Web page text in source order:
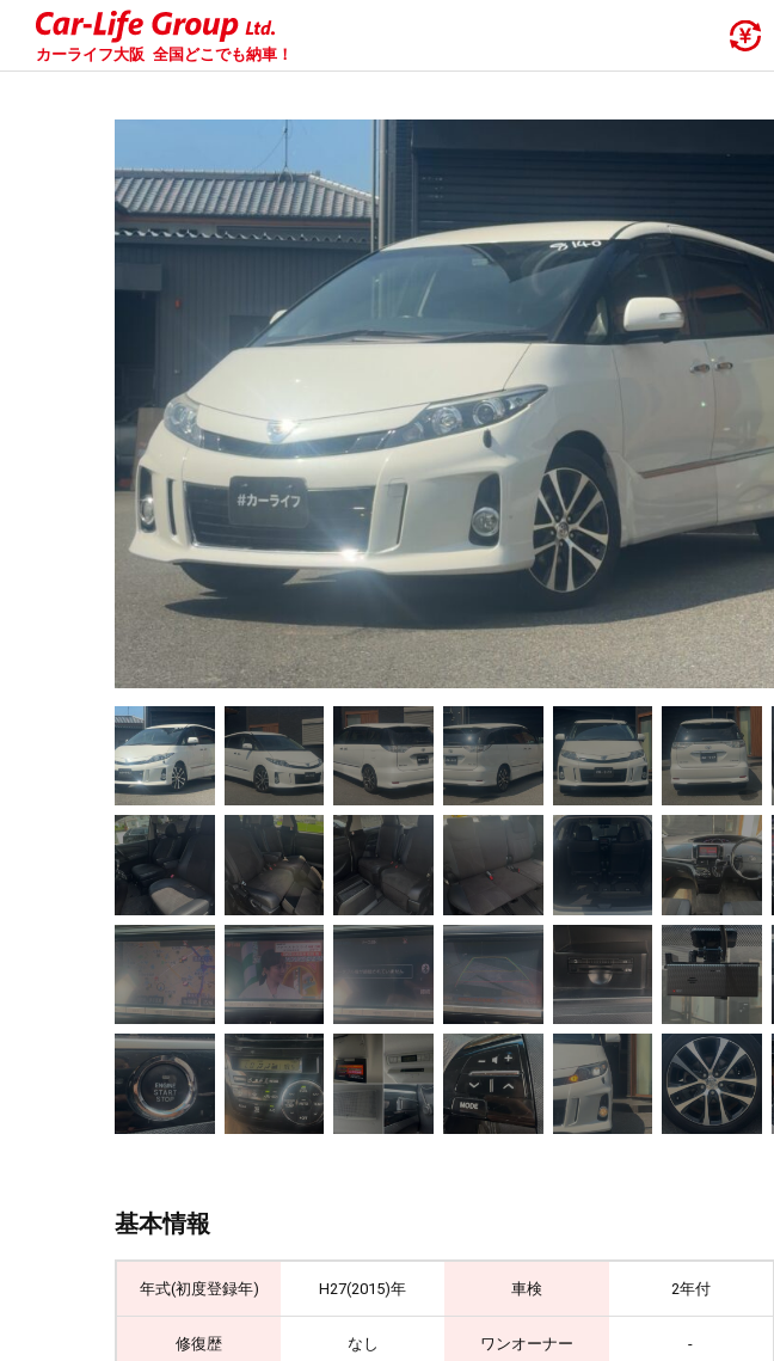
カーライフ大阪 全国どこでも納車！
基本情報
年式(初度登録年) H27(2015)年 車検 2年付
修復歴 なし ワンオーナー -